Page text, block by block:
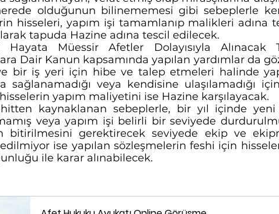
olduğunun bilinememesi gibi sebeplerle
hisseleri, yapım işi tamamlanıp malikleri adına
tapuda Hazine adına tescil edilecek.
Hayata Müessir Afetler Dolayısıyla Alınacak
Dair Kanun kapsamında yapılan yardımlar da
bir iş yeri için hibe ve talep etmeleri halinde
sağlanamadığı veya kendisine ulaşılamadığı
yapım maliyetini ise Hazine karşılayacak.
kaynaklanan sebeplerle, bir yıl içinde yeni
veya yapım işi belirli bir seviyede
bitirilmesini gerektirecek seviyede ekip ve
ise yapılan sözleşmelerin feshi için
ile karar alınabilecek.